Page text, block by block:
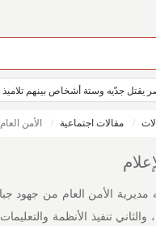
يقتل جدّيه وستة أشخاص بينهم تلاميذ
مقالات اجتماعية الأمن
مديرية الأمن العام من جهود
والثاني تنفيذ الأنظمة